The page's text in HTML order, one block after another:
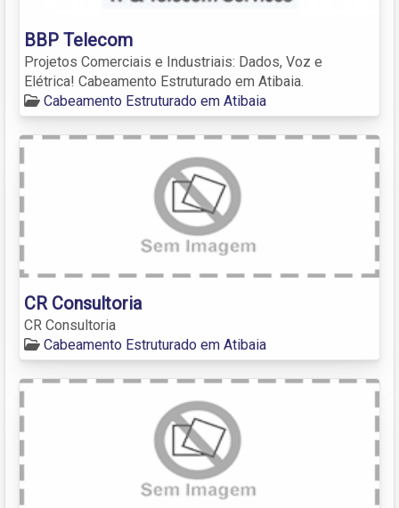
BBP Telecom
Projetos Comerciais e Industriais: Dados, Voz e
Elétrica! Cabeamento Estruturado em Atibaia.
Cabeamento Estruturado em Atibaia
CR Consultoria
CR Consultoria
Cabeamento Estruturado em Atibaia